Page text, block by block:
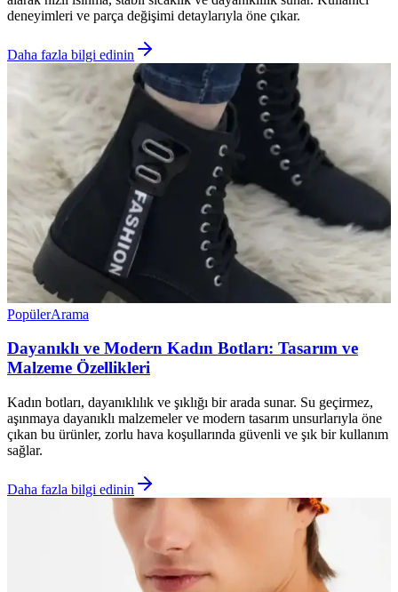
deneyimleri ve parça değişimi detaylarıyla öne çıkar.
Daha fazla bilgi edinin
PopülerArama
Dayanıklı ve Modern Kadın Botları: Tasarım ve
Malzeme Özellikleri
Kadın botları, dayanıklılık ve şıklığı bir arada sunar. Su geçirmez,
aşınmaya dayanıklı malzemeler ve modern tasarım unsurlarıyla öne
çıkan bu ürünler, zorlu hava koşullarında güvenli ve şık bir kullanım
sağlar.
Daha fazla bilgi edinin